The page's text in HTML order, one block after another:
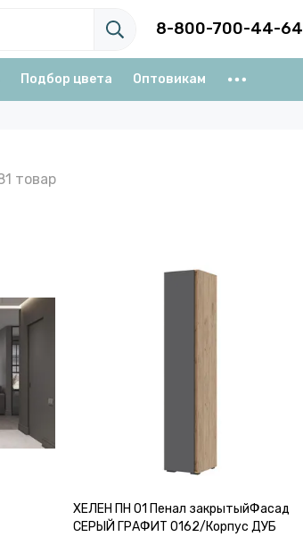
8-800-700-44-64
Подбор цвета Оптовикам
ХЕЛЕН ПН 01 Пенал закрытыйФасад
СЕРЫЙ ГРАФИТ 0162/Корпус ДУБ